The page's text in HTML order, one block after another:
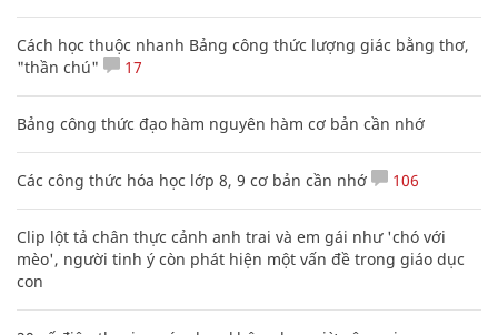
Cách học thuộc nhanh Bảng công thức lượng giác bằng thơ,
"thần chú"
17
Bảng công thức đạo hàm nguyên hàm cơ bản cần nhớ
Các công thức hóa học lớp 8, 9 cơ bản cần nhớ 106
Clip lột tả chân thực cảnh anh trai và em gái như 'chó với
mèo', người tinh ý còn phát hiện một vấn đề trong giáo dục
con